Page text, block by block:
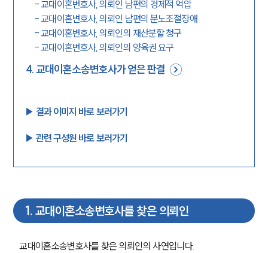
-교대이혼변호사, 의뢰인 남편의 경제적 억압
-교대이혼변호사, 의뢰인 남편의 분노조절장애
-교대이혼변호사, 의뢰인의 재산분할 청구
-교대이혼변호사, 의뢰인의 양육권 요구
4.교대이혼소송변호사가 얻은 판결
▶︎ 결과 이미지 바로 보러가기
▶︎ 관련 구성원 바로 보러가기
1. 교대이혼소송변호사를 찾은 의뢰인
교대이혼소송변호사를 찾은 의뢰인의 사연입니다.